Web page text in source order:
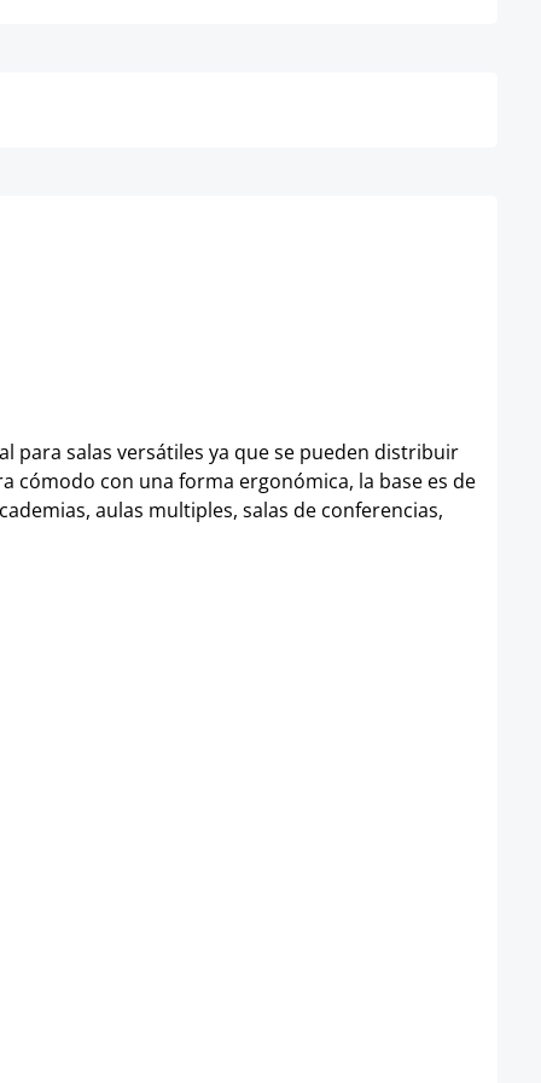
para salas versátiles ya que se pueden distribuir
cómodo con una forma ergonómica, la base es de
aulas multiples, salas de conferencias,